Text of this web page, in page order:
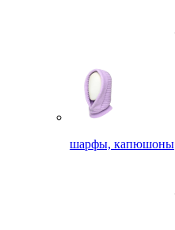
шарфы, капюшоны